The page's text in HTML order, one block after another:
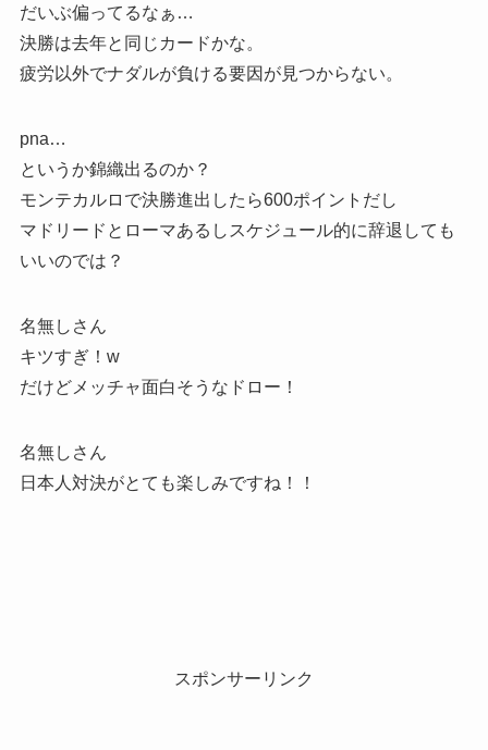
だいぶ偏ってるなぁ…
決勝は去年と同じカードかな。
疲労以外でナダルが負ける要因が見つからない。
pna…
というか錦織出るのか？
モンテカルロで決勝進出したら600ポイントだし
マドリードとローマあるしスケジュール的に辞退しても
いいのでは？
名無しさん
キツすぎ！w
だけどメッチャ面白そうなドロー！
名無しさん
日本人対決がとても楽しみですね！！
スポンサーリンク